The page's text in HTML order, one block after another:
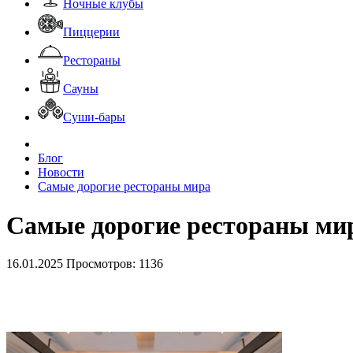
Ночные клубы
Пиццерии
Рестораны
Сауны
Суши-бары
Блог
Новости
Самые дорогие рестораны мира
Самые дорогие рестораны
16.01.2025 Просмотров: 1136